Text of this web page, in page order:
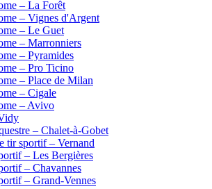
– La Forêt
– Vignes d'Argent
– Le Guet
– Marronniers
– Pyramides
– Pro Ticino
– Place de Milan
– Cigale
– Avivo
– Chalet-à-Gobet
tir sportif – Vernand
– Les Bergières
– Chavannes
– Grand-Vennes